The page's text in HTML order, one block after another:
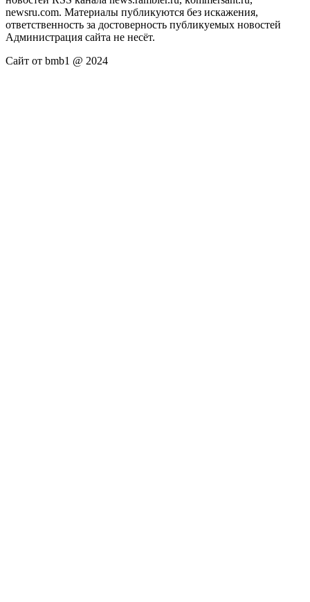
newsru.com. Материалы публикуются без искажения,
ответственность за достоверность публикуемых новостей
Администрация сайта не несёт.
Сайт от bmb1 @ 2024